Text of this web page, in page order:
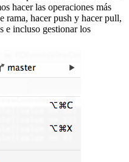
hacer las operaciones más
rama, hacer push y hacer pull,
e incluso gestionar los